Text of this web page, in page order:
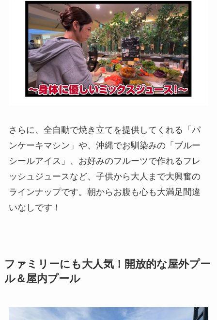
さらに、全自動で焼き立てを提供してくれる「パ
ンケーキマシン」や、沖縄でお馴染みの「ブルー
シールアイス」、お好みのフルーツで作れるフレ
ッシュジュースなど、子供から大人まで大興奮の
ラインナップです。朝からお腹も心も大満足間違
いなしです！
ファミリーにも大人気！開放的な屋外プー
ル＆屋内プール